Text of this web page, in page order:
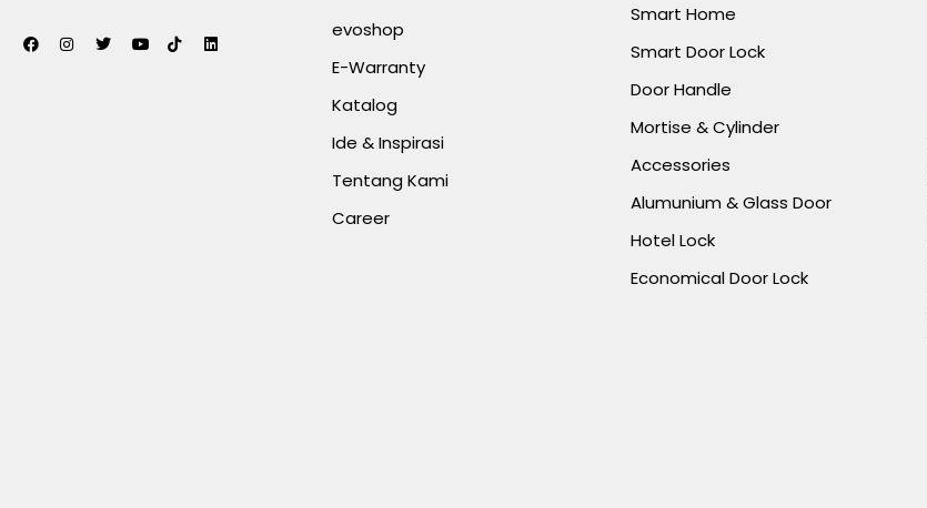
evoshop
E-Warranty
Katalog
Ide & Inspirasi
Tentang Kami
Career
Smart Home
Smart Door Lock
Door Handle
Mortise & Cylinder
Accessories
Alumunium & Glass Door
Hotel Lock
Economical Door Lock